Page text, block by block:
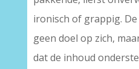
ironisch of grappig.
geen doel op zich,
dat de inhoud